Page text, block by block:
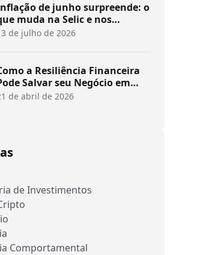
de junho surpreende: o
muda na Selic e nos
de julho de 2026
a Resiliência Financeira
Salvar seu Negócio em
de Crise
de abril de 2026
de Investimentos
Comportamental